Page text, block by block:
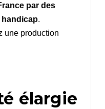
par des
.
une production
élargie